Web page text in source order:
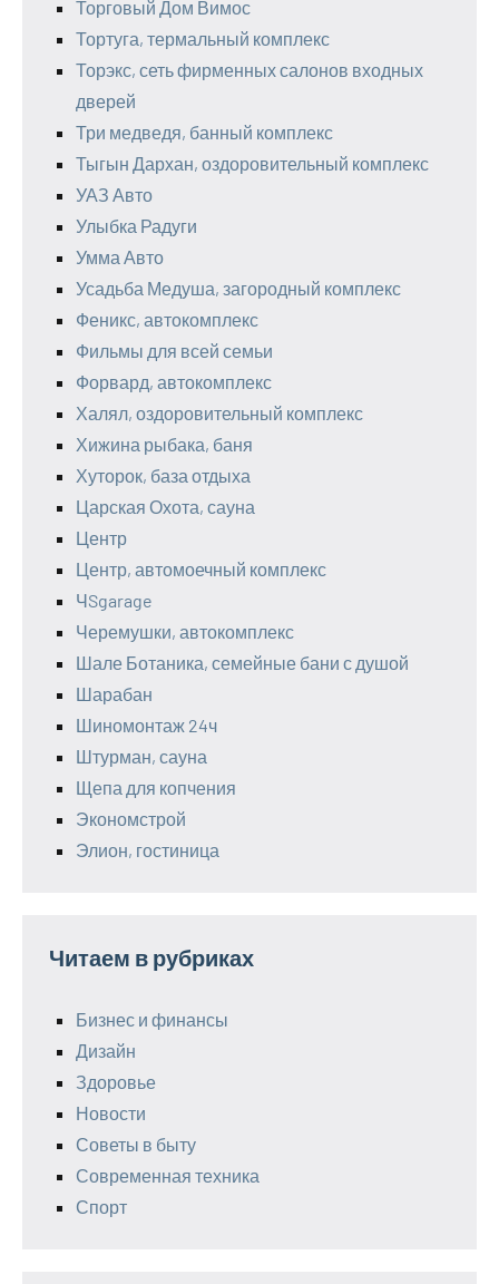
Торговый Дом Вимос
Тортуга, термальный комплекс
Торэкс, сеть фирменных салонов входных
дверей
Три медведя, банный комплекс
Тыгын Дархан, оздоровительный комплекс
УАЗ Авто
Улыбка Радуги
Умма Авто
Усадьба Медуша, загородный комплекс
Феникс, автокомплекс
Фильмы для всей семьи
Форвард, автокомплекс
Халял, оздоровительный комплекс
Хижина рыбака, баня
Хуторок, база отдыха
Царская Охота, сауна
Центр
Центр, автомоечный комплекс
ЧSgarage
Черемушки, автокомплекс
Шале Ботаника, семейные бани с душой
Шарабан
Шиномонтаж 24ч
Штурман, сауна
Щепа для копчения
Экономстрой
Элион, гостиница
Читаем в рубриках
Бизнес и финансы
Дизайн
Здоровье
Новости
Советы в быту
Современная техника
Спорт